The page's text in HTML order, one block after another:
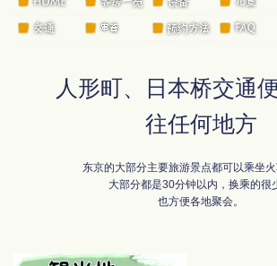
人形町、日本桥交通
往任何地方
东京的大部分主要旅游景点都可以乘坐火
大部分都是30分钟以内，换乘的很
也方便各地聚会。